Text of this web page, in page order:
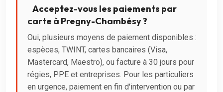
Acceptez-vous les paiements par
carte à Pregny-Chambésy ?
Oui, plusieurs moyens de paiement disponibles :
espèces, TWINT, cartes bancaires (Visa,
Mastercard, Maestro), ou facture à 30 jours pour
régies, PPE et entreprises. Pour les particuliers
en urgence, paiement en fin d'intervention ou par